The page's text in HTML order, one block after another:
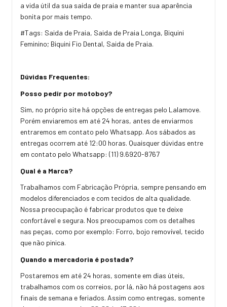
a vida útil da sua saída de praia e manter sua aparência
bonita por mais tempo.
#Tags: Saida de Praia, Saida de Praia Longa, Biquini
Feminino; Biquini Fio Dental, Saida de Praia.
Dúvidas Frequentes:
Posso pedir por motoboy?
Sim, no próprio site há opções de entregas pelo Lalamove.
Porém enviaremos em até 24 horas, antes de enviarmos
entraremos em contato pelo Whatsapp. Aos sábados as
entregas ocorrem até 12:00 horas. Quaisquer dúvidas entre
em contato pelo Whatsapp: (11) 9.6920-8767
Qual é a Marca?
Trabalhamos com Fabricação Própria, sempre pensando em
modelos diferenciados e com tecidos de alta qualidade.
Nossa preocupação é fabricar produtos que te deixe
confortável e segura. Nos preocupamos com os detalhes
nas peças, como por exemplo: Forro, bojo removível, tecido
que não pinica.
Quando a mercadoria é postada?
Postaremos em até 24 horas, somente em dias úteis,
trabalhamos com os correios, por lá, não há postagens aos
finais de semana e feriados. Assim como entregas, somente